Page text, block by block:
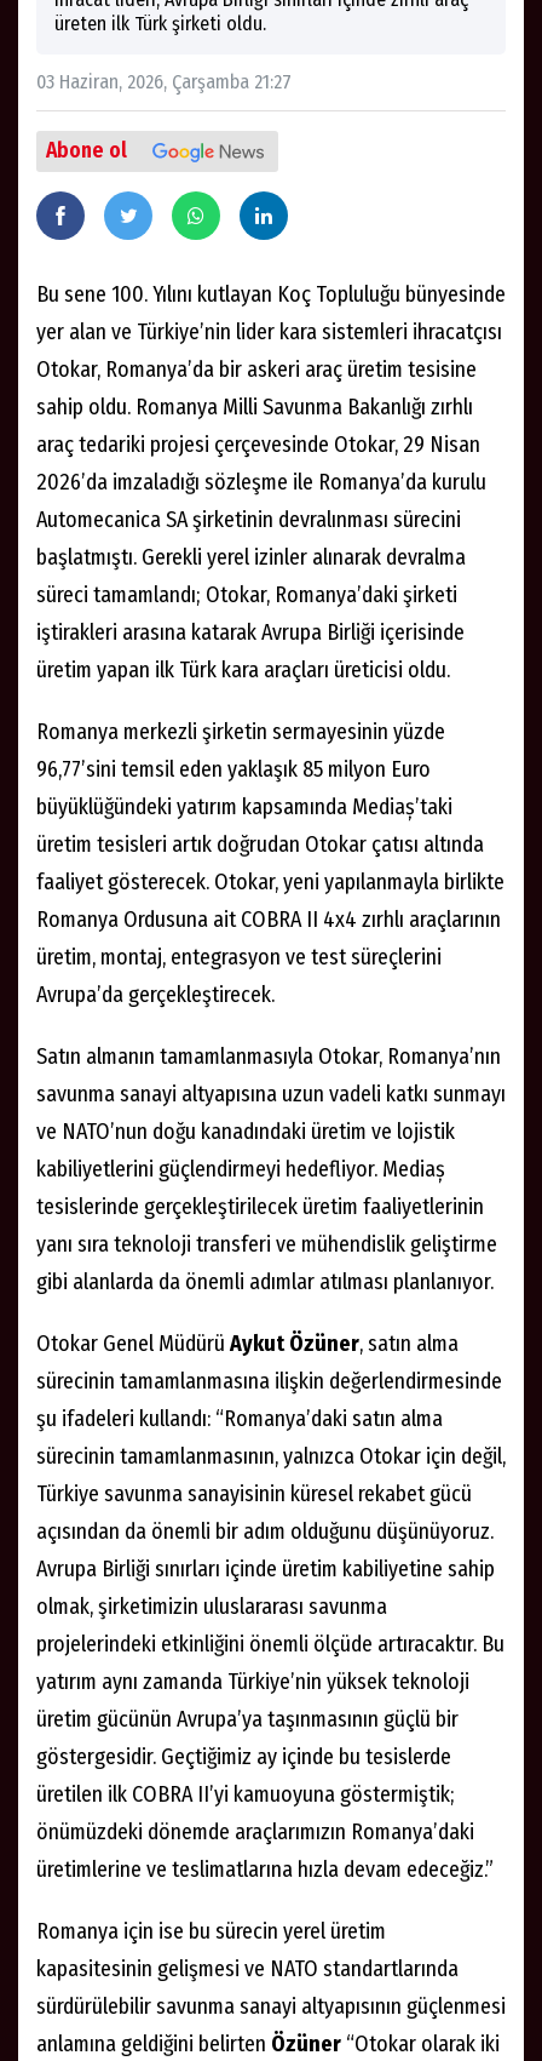
üreten ilk Türk şirketi oldu.
03 Haziran, 2026, Çarşamba 21:27
Abone ol
Bu sene 100. Yılını kutlayan Koç Topluluğu bünyesinde
yer alan ve Türkiye’nin lider kara sistemleri ihracatçısı
Otokar, Romanya’da bir askeri araç üretim tesisine
sahip oldu. Romanya Milli Savunma Bakanlığı zırhlı
araç tedariki projesi çerçevesinde Otokar, 29 Nisan
2026’da imzaladığı sözleşme ile Romanya’da kurulu
Automecanica SA şirketinin devralınması sürecini
başlatmıştı. Gerekli yerel izinler alınarak devralma
süreci tamamlandı; Otokar, Romanya’daki şirketi
iştirakleri arasına katarak Avrupa Birliği içerisinde
üretim yapan ilk Türk kara araçları üreticisi oldu.
Romanya merkezli şirketin sermayesinin yüzde
96,77’sini temsil eden yaklaşık 85 milyon Euro
büyüklüğündeki yatırım kapsamında Mediaș’taki
üretim tesisleri artık doğrudan Otokar çatısı altında
faaliyet gösterecek. Otokar, yeni yapılanmayla birlikte
Romanya Ordusuna ait COBRA II 4x4 zırhlı araçlarının
üretim, montaj, entegrasyon ve test süreçlerini
Avrupa’da gerçekleştirecek.
Satın almanın tamamlanmasıyla Otokar, Romanya’nın
savunma sanayi altyapısına uzun vadeli katkı sunmayı
ve NATO’nun doğu kanadındaki üretim ve lojistik
kabiliyetlerini güçlendirmeyi hedefliyor. Mediaș
tesislerinde gerçekleştirilecek üretim faaliyetlerinin
yanı sıra teknoloji transferi ve mühendislik geliştirme
gibi alanlarda da önemli adımlar atılması planlanıyor.
Otokar Genel Müdürü Aykut Özüner, satın alma
sürecinin tamamlanmasına ilişkin değerlendirmesinde
şu ifadeleri kullandı: “Romanya’daki satın alma
sürecinin tamamlanmasının, yalnızca Otokar için değil,
Türkiye savunma sanayisinin küresel rekabet gücü
açısından da önemli bir adım olduğunu düşünüyoruz.
Avrupa Birliği sınırları içinde üretim kabiliyetine sahip
olmak, şirketimizin uluslararası savunma
projelerindeki etkinliğini önemli ölçüde artıracaktır. Bu
yatırım aynı zamanda Türkiye’nin yüksek teknoloji
üretim gücünün Avrupa’ya taşınmasının güçlü bir
göstergesidir. Geçtiğimiz ay içinde bu tesislerde
üretilen ilk COBRA II’yi kamuoyuna göstermiştik;
önümüzdeki dönemde araçlarımızın Romanya’daki
üretimlerine ve teslimatlarına hızla devam edeceğiz.”
Romanya için ise bu sürecin yerel üretim
kapasitesinin gelişmesi ve NATO standartlarında
sürdürülebilir savunma sanayi altyapısının güçlenmesi
anlamına geldiğini belirten Özüner “Otokar olarak iki